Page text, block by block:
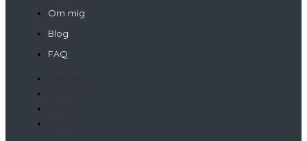
Om mig
Blog
FAQ